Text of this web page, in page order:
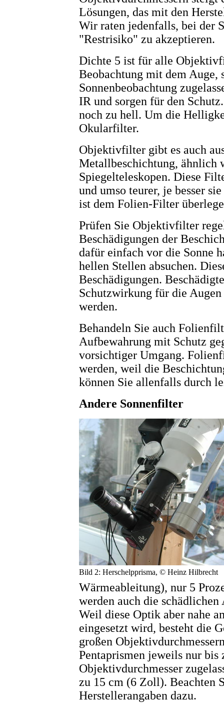
Lösungen, das mit den
Wir raten jedenfalls, bei der
"Restrisiko" zu akzeptieren.
Dichte 5 ist für alle
Beobachtung mit dem Auge,
Sonnenbeobachtung
IR und sorgen für den
noch zu hell. Um die
Okularfilter.
Objektivfilter gibt es auch
Metallbeschichtung, ähnlich
Spiegelteleskopen. Diese
und umso teurer, je besser
ist dem Folien-Filter
Prüfen Sie Objektivfilter
Beschädigungen der
dafür einfach vor die Sonne
hellen Stellen absuchen.
Beschädigungen.
Schutzwirkung für die
werden.
Behandeln Sie auch
Aufbewahrung mit Schutz
vorsichtiger Umgang.
werden, weil die
können Sie allenfalls durch
Andere Sonnenfilter
Bild 2: Herschelpprisma, © Heinz Hilbrecht
Wärmeableitung), nur 5
werden auch die
Weil diese Optik aber nahe
eingesetzt wird, besteht die
großen
Pentaprismen jeweils nur bis
Objektivdurchmesser
zu 15 cm (6 Zoll). Beachten
Herstellerangaben dazu.